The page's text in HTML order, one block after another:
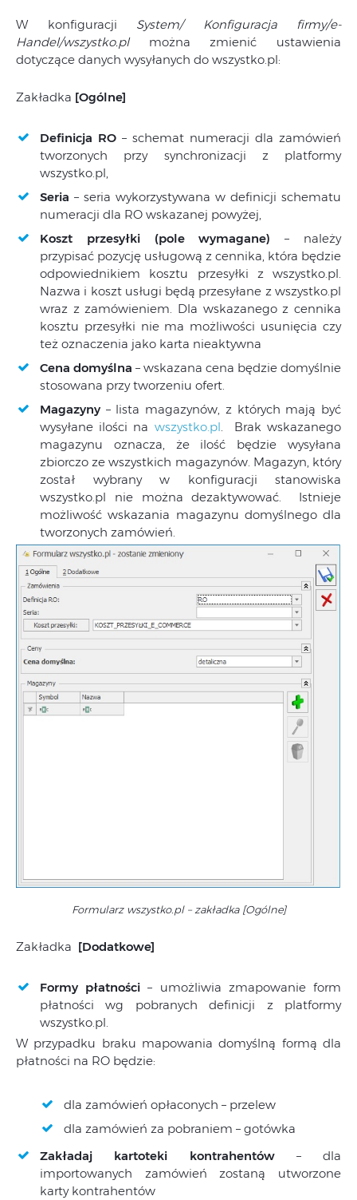
W konfiguracji System/ Konfiguracja firmy/e-
Handel/wszystko.pl można zmienić ustawienia
dotyczące danych wysyłanych do wszystko.pl:
Zakładka [Ogólne]
Definicja RO – schemat numeracji dla zamówień
tworzonych przy synchronizacji z platformy
wszystko.pl,
Seria – seria wykorzystywana w definicji schematu
numeracji dla RO wskazanej powyżej,
Koszt przesyłki (pole wymagane) – należy
przypisać pozycję usługową z cennika, która będzie
odpowiednikiem kosztu przesyłki z wszystko.pl.
Nazwa i koszt usługi będą przesyłane z wszystko.pl
wraz z zamówieniem. Dla wskazanego z cennika
kosztu przesyłki nie ma możliwości usunięcia czy
też oznaczenia jako karta nieaktywna
Cena domyślna – wskazana cena będzie domyślnie
stosowana przy tworzeniu ofert.
Magazyny – lista magazynów, z których mają być
wysyłane ilości na wszystko.pl. Brak wskazanego
magazynu oznacza, że ilość będzie wysyłana
zbiorczo ze wszystkich magazynów. Magazyn, który
został wybrany w konfiguracji stanowiska
wszystko.pl nie można dezaktywować. Istnieje
możliwość wskazania magazynu domyślnego dla
tworzonych zamówień.
Formularz wszystko.pl – zakładka [Ogólne]
Zakładka [Dodatkowe]
Formy płatności – umożliwia zmapowanie form
płatności wg pobranych definicji z platformy
wszystko.pl.
W przypadku braku mapowania domyślną formą dla
płatności na RO będzie:
dla zamówień opłaconych – przelew
dla zamówień za pobraniem – gotówka
Zakładaj kartoteki kontrahentów– dla
importowanych zamówień zostaną utworzone
karty kontrahentów